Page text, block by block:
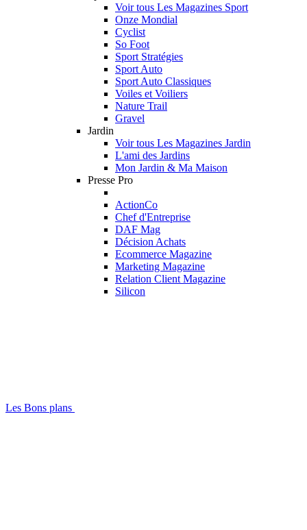
Voir tous Les Magazines Sport
Onze Mondial
Cyclist
So Foot
Sport Stratégies
Sport Auto
Sport Auto Classiques
Voiles et Voiliers
Nature Trail
Gravel
Jardin
Voir tous Les Magazines Jardin
L'ami des Jardins
Mon Jardin & Ma Maison
Presse Pro
ActionCo
Chef d'Entreprise
DAF Mag
Décision Achats
Ecommerce Magazine
Marketing Magazine
Relation Client Magazine
Silicon
Les Bons plans